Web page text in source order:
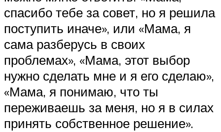
спасибо тебе за совет, но я решила
поступить иначе», или «Мама, я
сама разберусь в своих
проблемах», «Мама, этот выбор
нужно сделать мне и я его сделаю»,
«Мама, я понимаю, что ты
переживаешь за меня, но я в силах
принять собственное решение».